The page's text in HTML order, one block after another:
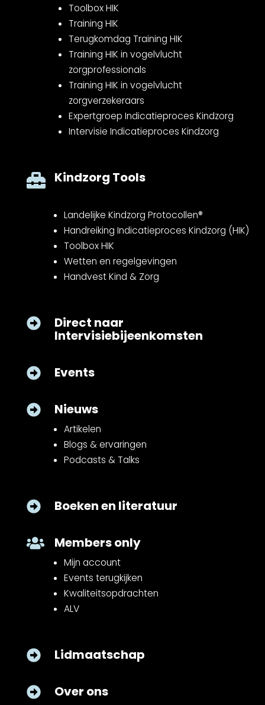
Toolbox HIK
Training HIK
Terugkomdag Training HIK
Training HIK in vogelvlucht
zorgprofessionals
Training HIK in vogelvlucht
zorgverzekeraars
Expertgroep Indicatieproces Kindzorg
Intervisie Indicatieproces Kindzorg
 Kindzorg Tools
Landelijke Kindzorg Protocollen®
Handreiking Indicatieproces Kindzorg (HIK)
Toolbox HIK
Wetten en regelgevingen
Handvest Kind & Zorg
 Direct naar
Intervisiebijeenkomsten
 Events
 Nieuws
Artikelen
Blogs & ervaringen
Podcasts & Talks
 Boeken en literatuur
 Members only
Mijn account
Events terugkijken
Kwaliteitsopdrachten
ALV
 Lidmaatschap
 Over ons